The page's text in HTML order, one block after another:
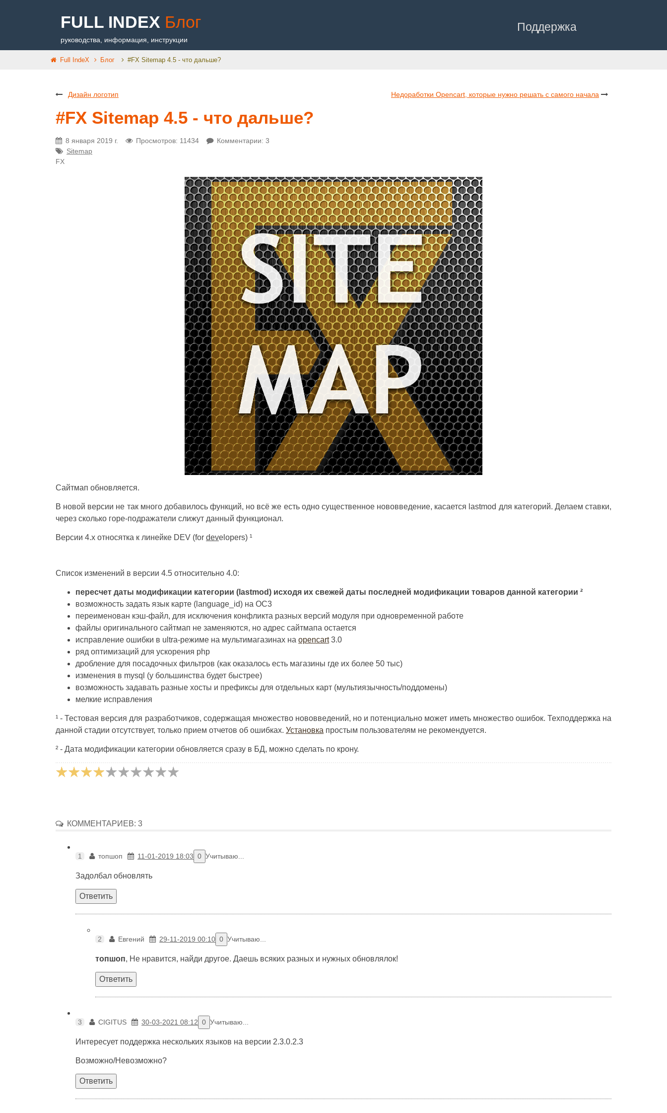
FULL INDEX Блог
руководства, информация, инструкции
Поддержка
Full IndeX Блог #FX Sitemap 4.5 - что дальше?
Дизайн логотип Недоработки Opencart, которые нужно решать с самого начала
#FX Sitemap 4.5 - что дальше?
8 января 2019 г. Просмотров: 11434
Комментарии: 3
Sitemap
FX
Сайтмап обновляется.
В новой версии не так много добавилось функций, но всё же есть одно существенное нововведение, касается lastmod для категорий. Делаем ставки,
через сколько горе-подражатели слижут данный функционал.
Версии 4.x относятка к линейке DEV (for developers) ¹
Список изменений в версии 4.5 относительно 4.0:
пересчет даты модификации категории (lastmod) исходя их свежей даты последней модификации товаров данной категории ²
возможность задать язык карте (language_id) на OC3
переименован кэш-файл, для исключения конфликта разных версий модуля при одновременной работе
файлы оригинального сайтмап не заменяются, но адрес сайтмапа остается
исправление ошибки в ultra-режиме на мультимагазинах на opencart3.0
ряд оптимизаций для ускорения php
дробление для посадочных фильтров (как оказалось есть магазины где их более 50 тыс)
изменения в mysql (у большинства будет быстрее)
возможность задавать разные хосты и префиксы для отдельных карт (мультиязычность/поддомены)
мелкие исправления
¹ - Тестовая версия для разработчиков, содержащая множество нововведений, но и потенциально может иметь множество ошибок. Техподдержка на
данной стадии отсутствует, только прием отчетов об ошибках. Установка простым пользователям не рекомендуется.
² - Дата модификации категории обновляется сразу в БД, можно сделать по крону.
КОММЕНТАРИЕВ: 3
1 топшоп 11-01-2019 18:03 0 Учитываю...
Задолбал обновлять
Ответить
2 Евгений 29-11-2019 00:10 0 Учитываю...
топшоп, Не нравится, найди другое. Даешь всяких разных и нужных обновлялок!
Ответить
3 CIGITUS 30-03-2021 08:12 0 Учитываю...
Интересует поддержка нескольких языков на версии 2.3.0.2.3
Возможно/Невозможно?
Ответить